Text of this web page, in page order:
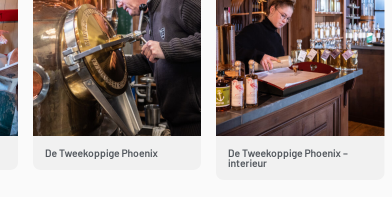
De Tweekoppige Phoenix
De Tweekoppige Phoenix –
interieur